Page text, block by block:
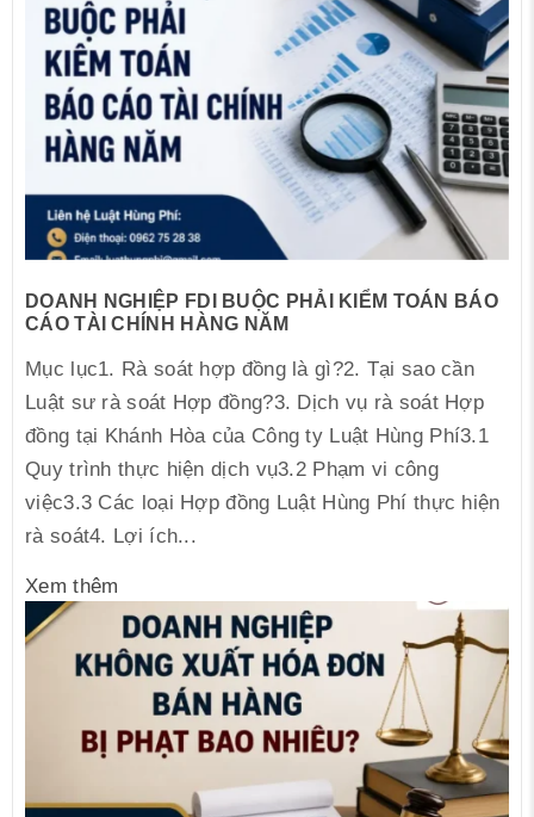
DOANH NGHIỆP FDI BUỘC PHẢI KIỂM TOÁN BÁO
CÁO TÀI CHÍNH HÀNG NĂM
Mục lục1. Rà soát hợp đồng là gì?2. Tại sao cần
Luật sư rà soát Hợp đồng?3. Dịch vụ rà soát Hợp
đồng tại Khánh Hòa của Công ty Luật Hùng Phí3.1
Quy trình thực hiện dịch vụ3.2 Phạm vi công
việc3.3 Các loại Hợp đồng Luật Hùng Phí thực hiện
rà soát4. Lợi ích...
Xem thêm